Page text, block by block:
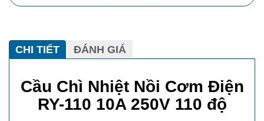
CHI TIẾT ĐÁNH GIÁ
Cầu Chì Nhiệt Nồi Cơm Điện
RY-110 10A 250V 110 độ